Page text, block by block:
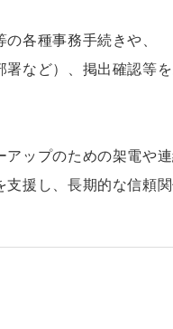
各種事務手続きや、
など）、掲出確認等
ップのための架電や連
援し、長期的な信頼